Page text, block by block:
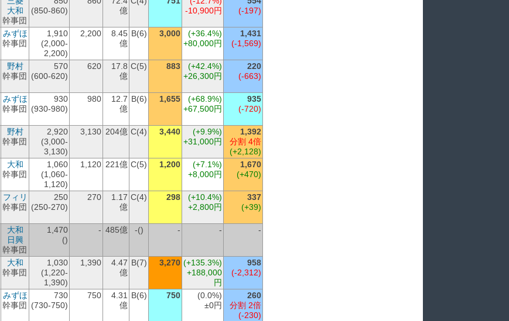
大和
幹事団
(850-860)
億
-10,900円
(-197)
みずほ
幹事団
1,910
(2,000-
2,200)
2,200
8.45
億
B(6) 3,000
(+36.4%)
+80,000円
1,431
(-1,569)
野村
幹事団
570
(600-620)
620
17.8
億
C(5) 883
(+42.4%)
+26,300円
220
(-663)
みずほ
幹事団
930
(930-980)
980
12.7
億
B(6) 1,655
(+68.9%)
+67,500円
935
(-720)
野村
幹事団
2,920
(3,000-
3,130)
3,130 204億 C(4) 3,440
(+9.9%)
+31,000円
1,392
分割 4倍
(+2,128)
大和
幹事団
1,060
(1,060-
1,120)
1,120 221億 C(5) 1,200
(+7.1%)
+8,000円
1,670
(+470)
フィリ
幹事団
250
(250-270)
270
1.17
億
C(4) 298
(+10.4%)
+2,800円
337
(+39)
大和
日興
幹事団
1,470
()
- 485億 -() - - -
大和
幹事団
1,030
(1,220-
1,390)
1,390
4.47
億
B(7) 3,270 (+135.3%)
+188,000
円
958
(-2,312)
みずほ
幹事団
730
(730-750)
750
4.31
億
B(6) 750
(0.0%)
±0円
260
分割 2倍
(-230)